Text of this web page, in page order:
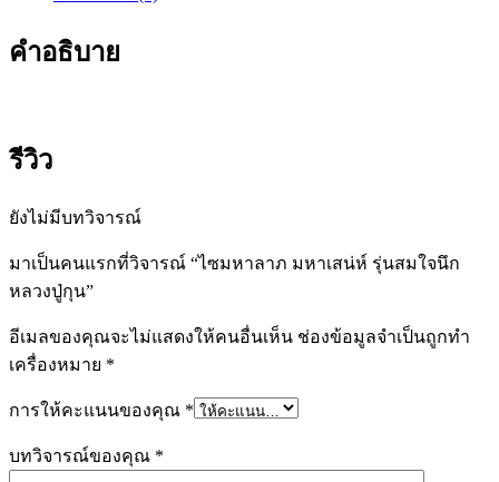
คำอธิบาย
รีวิว
ยังไม่มีบทวิจารณ์
มาเป็นคนแรกที่วิจารณ์ “ไซมหาลาภ มหาเสน่ห์ รุ่นสมใจนึก
หลวงปู่กุน”
อีเมลของคุณจะไม่แสดงให้คนอื่นเห็น ช่องข้อมูลจำเป็นถูกทำ
เครื่องหมาย *
การให้คะแนนของคุณ *
บทวิจารณ์ของคุณ *